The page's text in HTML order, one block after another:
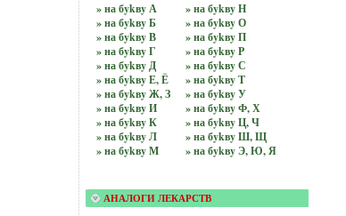
» на бykвy А
» на бykвy Б
» на бykвy В
» на бykвy Г
» на бykвy Д
» на бykвy Е, Ё
» на бykвy Ж, З
» на бykвy И
» на бykвy К
» на бykвy Л
» на бykвy М
» на бykвy Н
» на бykвy О
» на бykвy П
» на бykвy Р
» на бykвy С
» на бykвy Т
» на бykвy У
» на бykвy Ф, Х
» на бykвy Ц, Ч
» на бykвy Ш, Щ
» на бykвy Э, Ю, Я
АНАЛОГИ ЛЕКАРСТВ